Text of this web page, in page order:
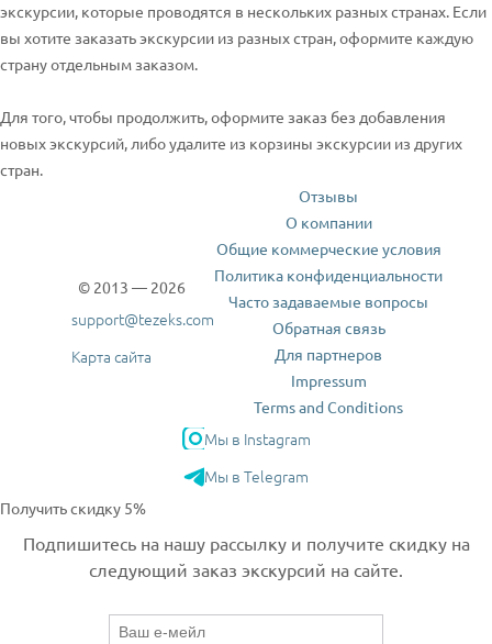
экскурсии, которые проводятся в нескольких разных странах. Если
вы хотите заказать экскурсии из разных стран, оформите каждую
страну отдельным заказом.
Для того, чтобы продолжить, оформите заказ без добавления
новых экскурсий, либо удалите из корзины экскурсии из других
стран.
© 2013 — 2026
support@tezeks.com
Карта сайта
Отзывы
О компании
Общие коммерческие условия
Политика конфиденциальности
Часто задаваемые вопросы
Обратная связь
Для партнеров
Impressum
Terms and Conditions
Мы в Instagram
Мы в Telegram
Получить скидку 5%
Подпишитесь на нашу рассылку и получите скидку на
следующий заказ экскурсий на сайте.